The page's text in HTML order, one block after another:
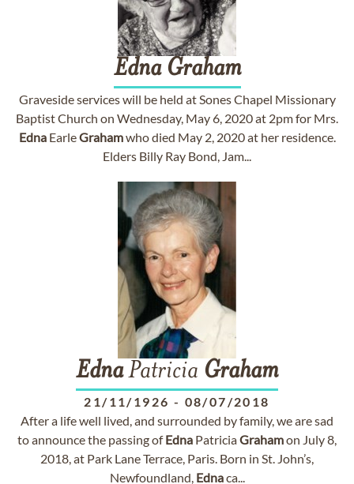
Edna Graham
Graveside services will be held at Sones Chapel Missionary
Baptist Church on Wednesday, May 6, 2020 at 2pm for Mrs.
EdnaEarleGrahamwho died May 2, 2020 at her residence.
Elders Billy Ray Bond, Jam...
EdnaPatricia Graham
21/11/1926 - 08/07/2018
After a life well lived, and surrounded by family, we are sad
to announce the passing ofEdna PatriciaGrahamon July 8,
2018, at Park Lane Terrace, Paris. Born in St. John’s,
Newfoundland, Ednaca...